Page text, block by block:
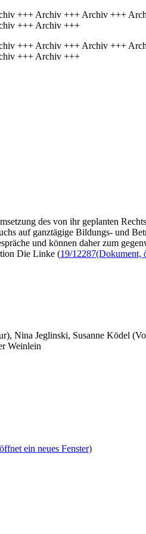
+++ Archiv +++ Archiv +++
+++ Archiv +++
+++ Archiv +++ Archiv +++
+++ Archiv +++
des von ihr geplanten
auf ganztägige Bildungs- und
und können daher zum
Die Linke (19/12287(Dokument,
Nina Jeglinski, Susanne Ködel
Weinlein
ein neues Fenster)